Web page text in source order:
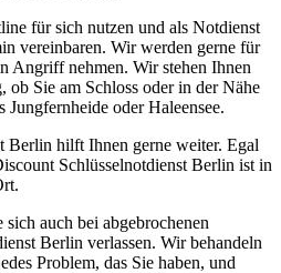
für sich nutzen und als Notdienst
vereinbaren. Wir werden gerne für
Angriff nehmen. Wir stehen Ihnen
ob Sie am Schloss oder in der Nähe
oder Haleensee.
Berlin hilft Ihnen gerne weiter. Egal
Schlüsselnotdienst Berlin ist in
auch bei abgebrochenen
Berlin verlassen. Wir behandeln
Problem, das Sie haben, und